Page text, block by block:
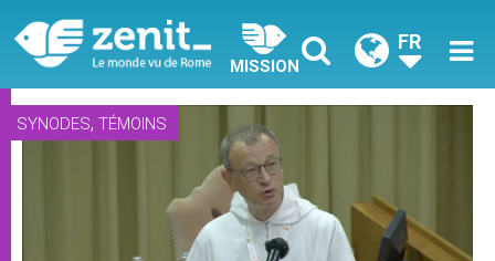
MISSION
FR
SYNODES, TÉMOINS